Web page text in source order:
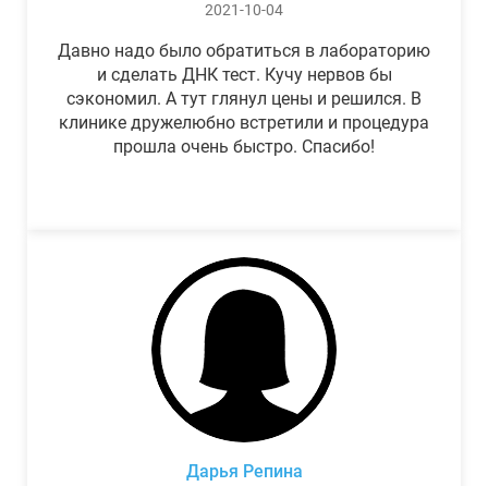
2021-10-04
Давно надо было обратиться в лабораторию
и сделать ДНК тест. Кучу нервов бы
сэкономил. А тут глянул цены и решился. В
клинике дружелюбно встретили и процедура
прошла очень быстро. Спасибо!
Дарья Репина